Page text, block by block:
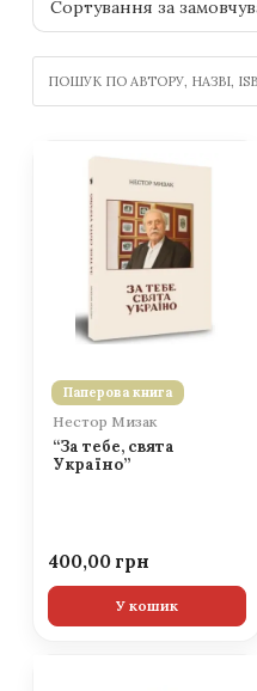
Паперова книга
Нестор Мизак
“За тебе, свята
Україно”
400,00
У кошик